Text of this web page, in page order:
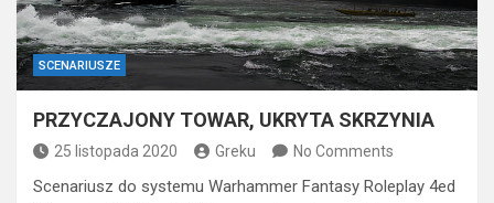
SCENARIUSZE
PRZYCZAJONY TOWAR, UKRYTA SKRZYNIA
25 listopada 2020 Greku No Comments
Scenariusz do systemu Warhammer Fantasy Roleplay 4ed